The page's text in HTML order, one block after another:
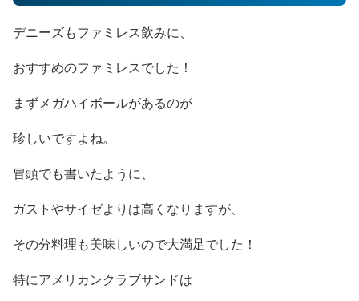
デニーズもファミレス飲みに、
おすすめのファミレスでした！
まずメガハイボールがあるのが
珍しいですよね。
冒頭でも書いたように、
ガストやサイゼよりは高くなりますが、
その分料理も美味しいので大満足でした！
特にアメリカンクラブサンドは